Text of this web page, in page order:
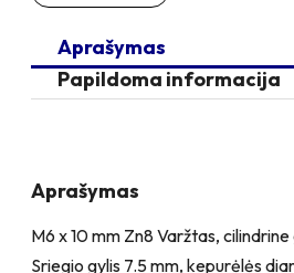
–
10
Zn
+
2
vienetai
–
Aprašymas
Papildoma informacija
Aprašymas
M6 x 10 mm Zn8 Varžtas,
Sriegio gylis 7.5 mm, kepurėlės